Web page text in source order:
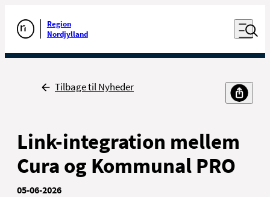
Gå til forsiden
Region
Nordjylland
Åben
Udfør søgning
Til sundhedsfaglige
Tilbage til Nyheder
Link-integration mellem
Cura og Kommunal PRO
05-06-2026